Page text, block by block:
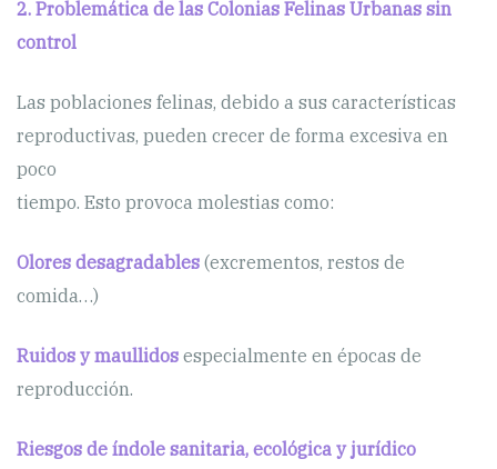
2. Problemática de las Colonias Felinas Urbanas sin
control
Las poblaciones felinas, debido a sus características
reproductivas, pueden crecer de forma excesiva en
poco
tiempo. Esto provoca molestias como:
Olores desagradables (excrementos, restos de
comida…)
Ruidos y maullidos especialmente en épocas de
reproducción.
Riesgos de índole sanitaria, ecológica y jurídico